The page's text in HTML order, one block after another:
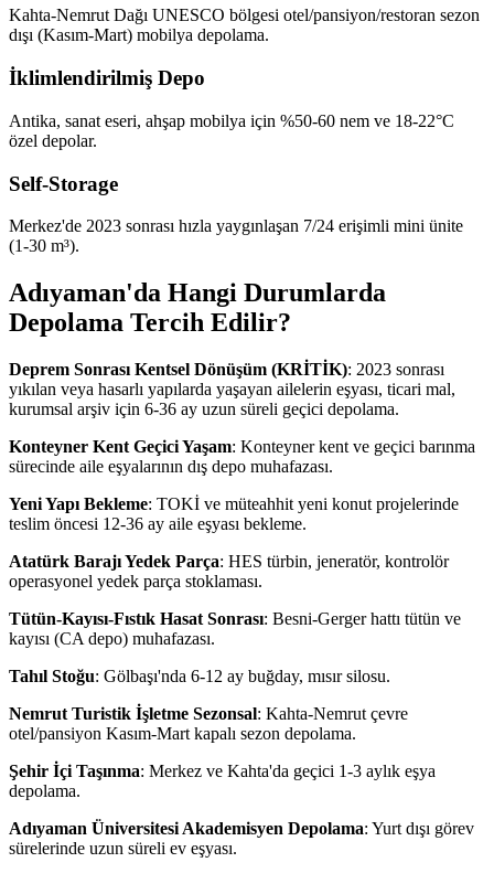
Kahta-Nemrut Dağı UNESCO bölgesi otel/pansiyon/restoran sezon
dışı (Kasım-Mart) mobilya depolama.
İklimlendirilmiş Depo
Antika, sanat eseri, ahşap mobilya için %50-60 nem ve 18-22°C
özel depolar.
Self-Storage
Merkez'de 2023 sonrası hızla yaygınlaşan 7/24 erişimli mini ünite
(1-30 m³).
Adıyaman'da Hangi Durumlarda
Depolama Tercih Edilir?
Deprem Sonrası Kentsel Dönüşüm (KRİTİK): 2023 sonrası
yıkılan veya hasarlı yapılarda yaşayan ailelerin eşyası, ticari mal,
kurumsal arşiv için 6-36 ay uzun süreli geçici depolama.
Konteyner Kent Geçici Yaşam: Konteyner kent ve geçici barınma
sürecinde aile eşyalarının dış depo muhafazası.
Yeni Yapı Bekleme: TOKİ ve müteahhit yeni konut projelerinde
teslim öncesi 12-36 ay aile eşyası bekleme.
Atatürk Barajı Yedek Parça: HES türbin, jeneratör, kontrolör
operasyonel yedek parça stoklaması.
Tütün-Kayısı-Fıstık Hasat Sonrası: Besni-Gerger hattı tütün ve
kayısı (CA depo) muhafazası.
Tahıl Stoğu: Gölbaşı'nda 6-12 ay buğday, mısır silosu.
Nemrut Turistik İşletme Sezonsal: Kahta-Nemrut çevre
otel/pansiyon Kasım-Mart kapalı sezon depolama.
Şehir İçi Taşınma: Merkez ve Kahta'da geçici 1-3 aylık eşya
depolama.
Adıyaman Üniversitesi Akademisyen Depolama: Yurt dışı görev
sürelerinde uzun süreli ev eşyası.